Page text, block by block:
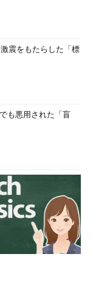
震をもたらした「標
も悪用された「盲